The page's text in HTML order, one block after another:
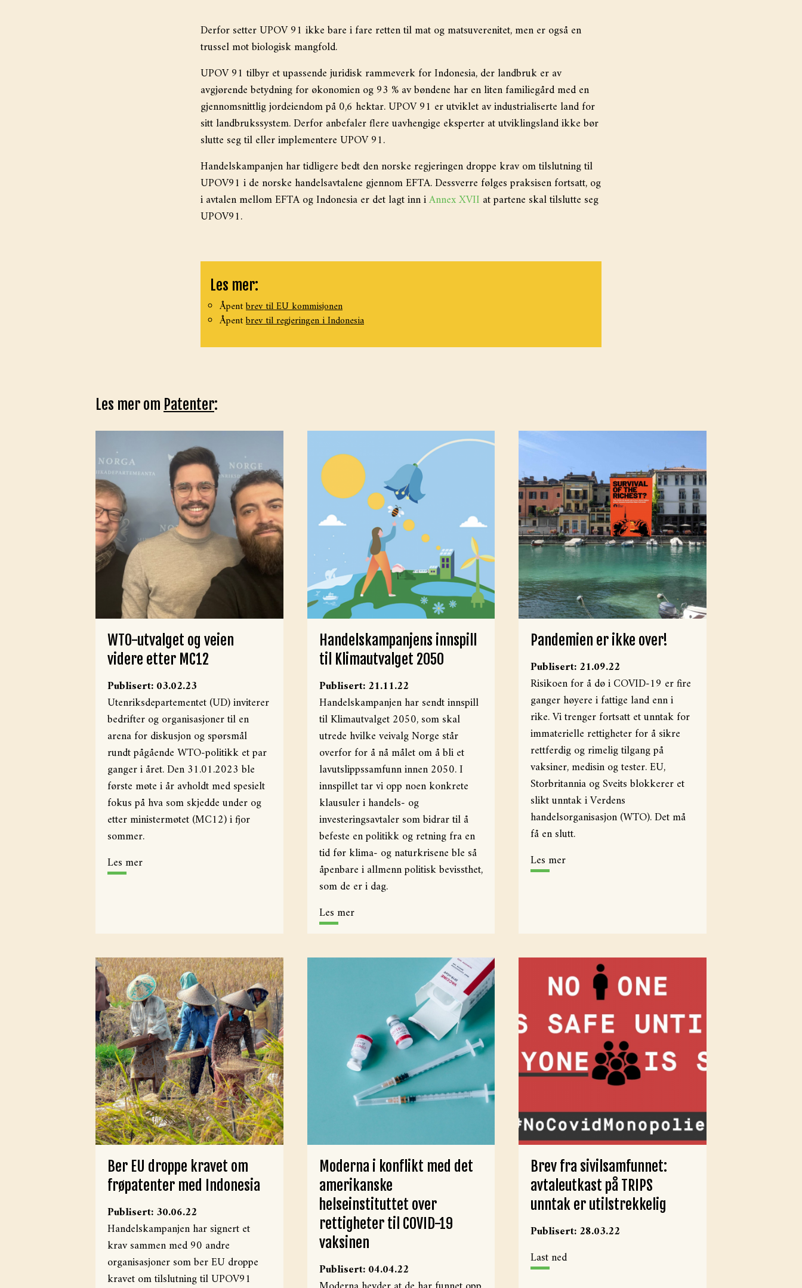
Derfor setter UPOV 91 ikke bare i fare retten til mat og matsuverenitet, men er også en
trussel mot biologisk mangfold.
UPOV 91 tilbyr et upassende juridisk rammeverk for Indonesia, der landbruk er av
avgjørende betydning for økonomien og 93 % av bøndene har en liten familiegård med en
gjennomsnittlig jordeiendom på 0,6 hektar. UPOV 91 er utviklet av industrialiserte land for
sitt landbrukssystem. Derfor anbefaler flere uavhengige eksperter at utviklingsland ikke bør
slutte seg til eller implementere UPOV 91.
Handelskampanjen har tidligere bedt den norske regjeringen droppe krav om tilslutning til
UPOV91 i de norske handelsavtalene gjennom EFTA. Dessverre følges praksisen fortsatt, og
i avtalen mellom EFTA og Indonesia er det lagt inn iAnnex XVII at partene skal tilslutte seg
UPOV91.
Les mer:
Åpentbrev til EU kommisjonen
Åpentbrev til regjeringen i Indonesia
Les mer om Patenter:
WTO-utvalget og veien
videre etter MC12
Publisert: 03.02.23
Utenriksdepartementet (UD) inviterer
bedrifter og organisasjoner til en
arena for diskusjon og spørsmål
rundt pågående WTO-politikk et par
ganger i året. Den 31.01.2023 ble
første møte i år avholdt med spesielt
fokus på hva som skjedde under og
etter ministermøtet (MC12) i fjor
sommer.
Les mer
Handelskampanjens innspill
til Klimautvalget 2050
Publisert: 21.11.22
Handelskampanjen har sendt innspill
til Klimautvalget 2050, som skal
utrede hvilke veivalg Norge står
overfor for å nå målet om å bli et
lavutslippssamfunn innen 2050. I
innspillet tar vi opp noen konkrete
klausuler i handels- og
investeringsavtaler som bidrar til å
befeste en politikk og retning fra en
tid før klima- og naturkrisene ble så
åpenbare i allmenn politisk bevissthet,
som de er i dag.
Les mer
Pandemien er ikke over!
Publisert: 21.09.22
Risikoen for å dø i COVID-19 er fire
ganger høyere i fattige land enn i
rike. Vi trenger fortsatt et unntak for
immaterielle rettigheter for å sikre
rettferdig og rimelig tilgang på
vaksiner, medisin og tester. EU,
Storbritannia og Sveits blokkerer et
slikt unntak i Verdens
handelsorganisasjon (WTO). Det må
få en slutt.
Les mer
Ber EU droppe kravet om
frøpatenter med Indonesia
Publisert: 30.06.22
Handelskampanjen har signert et
krav sammen med 90 andre
organisasjoner som ber EU droppe
kravet om tilslutning til UPOV91
Moderna i konflikt med det
amerikanske
helseinstituttet over
rettigheter til COVID-19
vaksinen
Publisert: 04.04.22
Brev fra sivilsamfunnet:
avtaleutkast på TRIPS
unntak er utilstrekkelig
Publisert: 28.03.22
Last ned